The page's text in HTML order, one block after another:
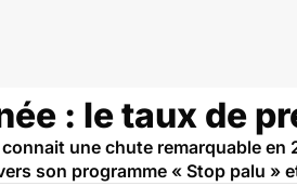
: le taux de
une chute remarquable
son programme « Stop palu »